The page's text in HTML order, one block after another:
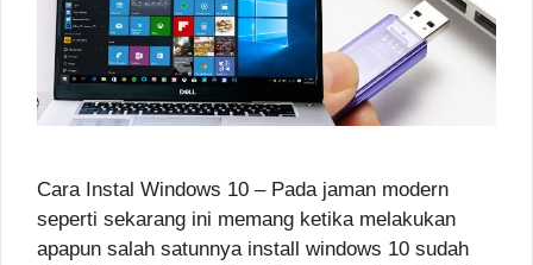
Cara Instal Windows 10 – Pada jaman modern
seperti sekarang ini memang ketika melakukan
apapun salah satunnya install windows 10 sudah